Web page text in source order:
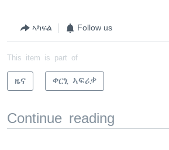
ኣካፍል Follow us
This item is part of
ዜና ቀርኒ ኣፍሪቃ
Continue reading